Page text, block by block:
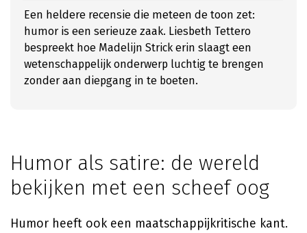
Een heldere recensie die meteen de toon zet:
humor is een serieuze zaak. Liesbeth Tettero
bespreekt hoe Madelijn Strick erin slaagt een
wetenschappelijk onderwerp luchtig te brengen
zonder aan diepgang in te boeten.
Humor als satire: de wereld
bekijken met een scheef oog
Humor heeft ook een maatschappijkritische kant.